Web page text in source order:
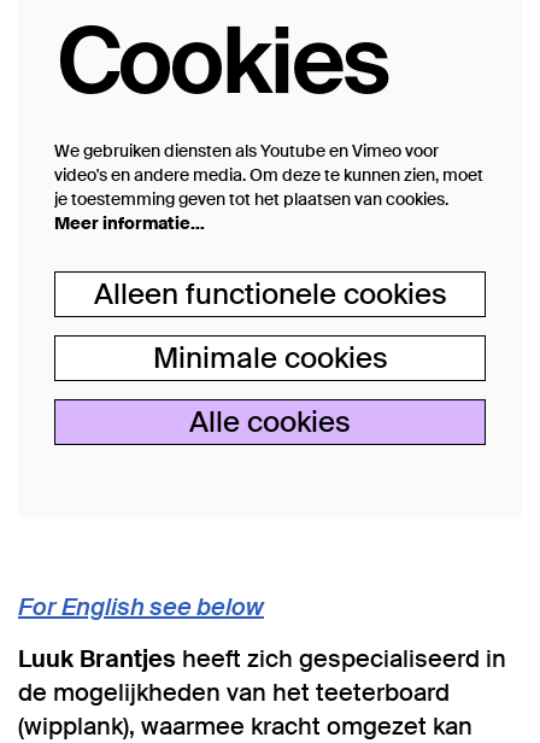
Cookies
We gebruiken diensten als Youtube en Vimeo voor
video's en andere media. Om deze te kunnen zien, moet
je toestemming geven tot het plaatsen van cookies.
Meer informatie…
Alleen functionele cookies
Minimale cookies
Alle cookies
For English see below
Luuk Brantjes heeft zich gespecialiseerd in
de mogelijkheden van het teeterboard
(wipplank), waarmee kracht omgezet kan